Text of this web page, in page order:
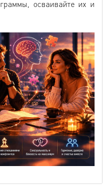
осваивайте их и